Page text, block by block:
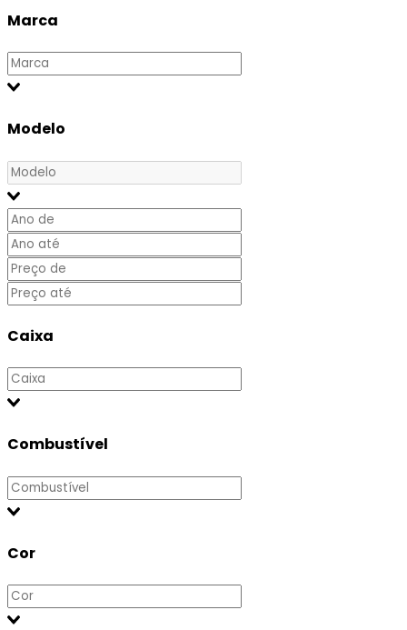
Marca
Modelo
Caixa
Combustível
Cor